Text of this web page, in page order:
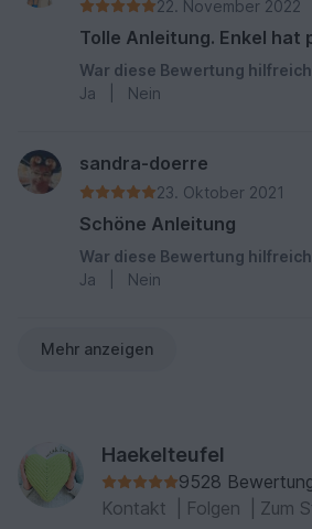
22. November 2022
Tolle Anleitung. Enkel hat
War diese Bewertung
Ja
Nein
sandra-doerre
23. Oktober 2021
Schöne Anleitung
War diese Bewertung
Ja
Nein
Mehr anzeigen
Haekelteufel
9528
Kontakt
Folgen Zum